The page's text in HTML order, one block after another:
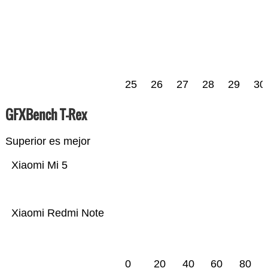
25 26 27 28 29 30
GFXBench T-Rex
Superior es mejor
Xiaomi Redmi Note
Xiaomi Mi 5
0 20 40 60 80